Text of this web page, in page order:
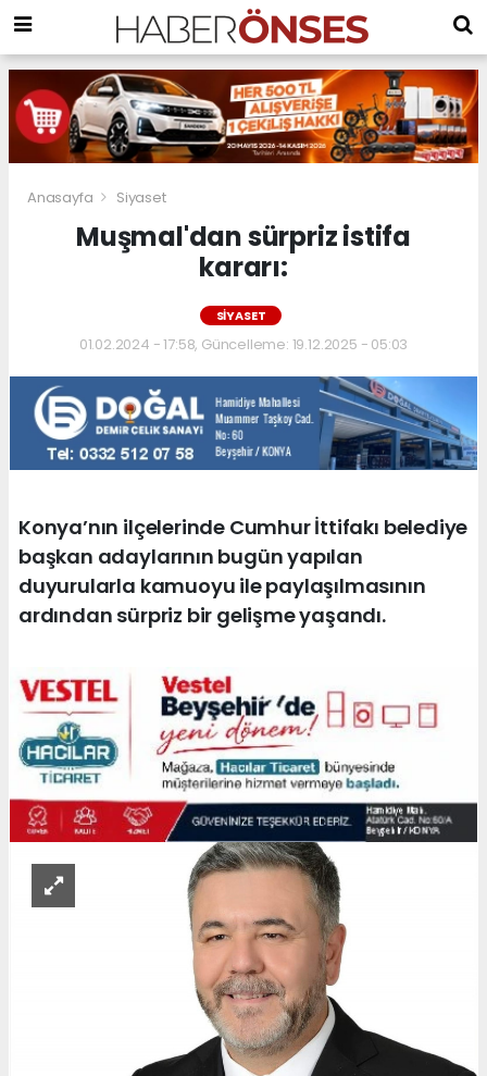
Anasayfa Siyaset
Muşmal'dan sürpriz istifa
kararı:
SIYASET
01.02.2024 - 17:58, Güncelleme: 19.12.2025 - 05:03
Konya’nın ilçelerinde Cumhur İttifakı belediye
başkan adaylarının bugün yapılan
duyurularla kamuoyu ile paylaşılmasının
ardından sürpriz bir gelişme yaşandı.